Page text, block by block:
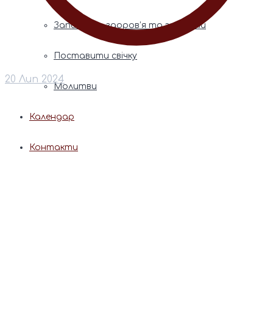
Записки за здоров’я та за упокій
Поставити свічку
Молитви
Календар
Контакти
20 Лип 2024